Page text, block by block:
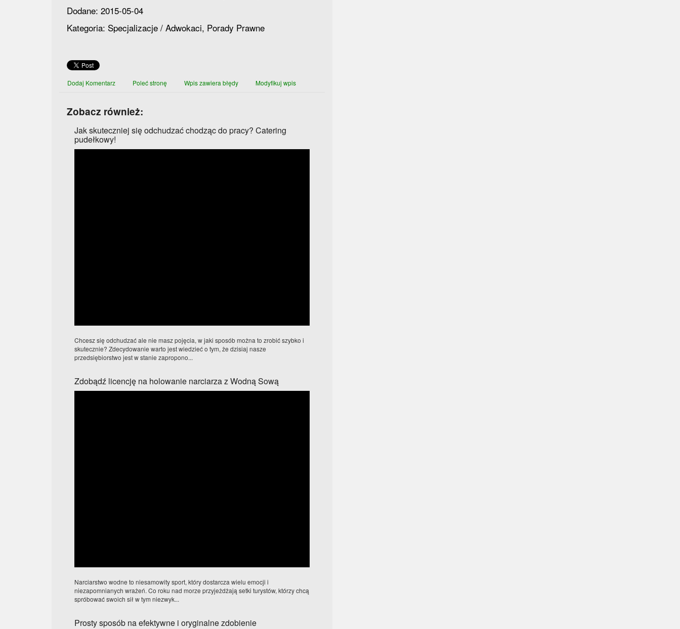
Dodane: 2015-05-04
Kategoria: Specjalizacje / Adwokaci, Porady Prawne
Dodaj Komentarz Poleć stronę Wpis zawiera błędy Modyfikuj wpis
Zobacz również:
Jak skuteczniej się odchudzać chodząc do pracy? Catering
pudełkowy!
Chcesz się odchudzać ale nie masz pojęcia, w jaki sposób można to zrobić szybko i
skutecznie? Zdecydowanie warto jest wiedzieć o tym, że dzisiaj nasze
przedsiębiorstwo jest w stanie zapropono...
Zdobądź licencję na holowanie narciarza z Wodną Sową
Narciarstwo wodne to niesamowity sport, który dostarcza wielu emocji i
niezapomnianych wrażeń. Co roku nad morze przyjeżdżają setki turystów, którzy chcą
spróbować swoich sił w tym niezwyk...
Prosty sposób na efektywne i oryginalne zdobienie